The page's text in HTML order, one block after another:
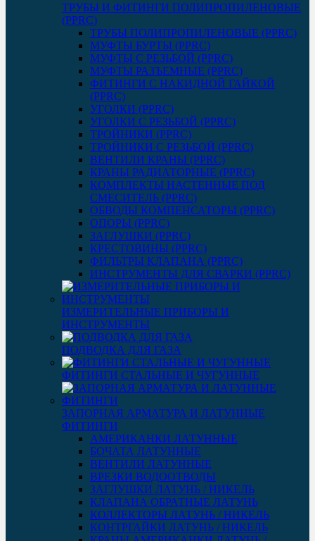
ТРУБЫ И ФИТИНГИ ПОЛИПРОПИЛЕНОВЫЕ
(PPRC)
ТРУБЫ ПОЛИПРОПИЛЕНОВЫЕ (PPRC)
МУФТЫ БУРТЫ (PPRC)
МУФТЫ C РЕЗЬБОЙ (PPRC)
МУФТЫ РАЗЪЕМНЫЕ (PPRC)
ФИТИНГИ С НАКИДНОЙ ГАЙКОЙ
(PPRC)
УГОЛКИ (PPRC)
УГОЛКИ С РЕЗЬБОЙ (PPRC)
ТРОЙНИКИ (PPRC)
ТРОЙНИКИ С РЕЗЬБОЙ (PPRC)
ВЕНТИЛИ КРАНЫ (PPRC)
КРАНЫ РАДИАТОРНЫЕ (PPRC)
КОМПЛЕКТЫ НАСТЕННЫЕ ПОД
СМЕСИТЕЛЬ (PPRC)
ОБВОДЫ КОМПЕНСАТОРЫ (PPRC)
ОПОРЫ (PPRC)
ЗАГЛУШКИ (PPRC)
КРЕСТОВИНЫ (PPRC)
ФИЛЬТРЫ КЛАПАНА (PPRC)
ИНСТРУМЕНТЫ ДЛЯ СВАРКИ (PPRC)
ИЗМЕРИТЕЛЬНЫЕ ПРИБОРЫ И
ИНСТРУМЕНТЫ
ПОДВОДКА ДЛЯ ГАЗА
ФИТИНГИ СТАЛЬНЫЕ И ЧУГУННЫЕ
ЗАПОРНАЯ АРМАТУРА И ЛАТУННЫЕ
ФИТИНГИ
АМЕРИКАНКИ ЛАТУННЫЕ
БОЧАТА ЛАТУННЫЕ
ВЕНТИЛИ ЛАТУННЫЕ
ВРЕЗКИ ВОДООТВОДЫ
ЗАГЛУШКИ ЛАТУНЬ / НИКЕЛЬ
КЛАПАНА ОБРАТНЫЕ ЛАТУНЬ
КОЛЛЕКТОРЫ ЛАТУНЬ / НИКЕЛЬ
КОНТРГАЙКИ ЛАТУНЬ / НИКЕЛЬ